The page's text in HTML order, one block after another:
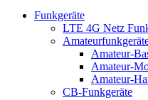
Funkgeräte
LTE 4G Netz
Amateur-
Amateur-
Amateur-
CB-Funkgeräte